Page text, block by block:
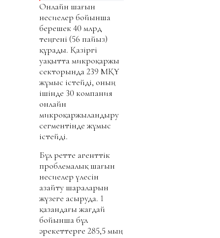
Онлайн шағын
несиелер бойынша
берешек 40 млрд
теңгені (56 пайыз)
құрады. Қазіргі
уақытта микроқаржы
секторында 239 МҚҰ
жұмыс істейді, оның
ішінде 30 компания
онлайн
микроқаржыландыру
сегментінде жұмыс
істейді.
Бұл ретте агенттік
проблемалық шағын
несиелер үлесін
азайту шараларын
жүзеге асыруда. 1
қазандағы жағдай
бойынша бұл
әрекеттерге 285,5 мың